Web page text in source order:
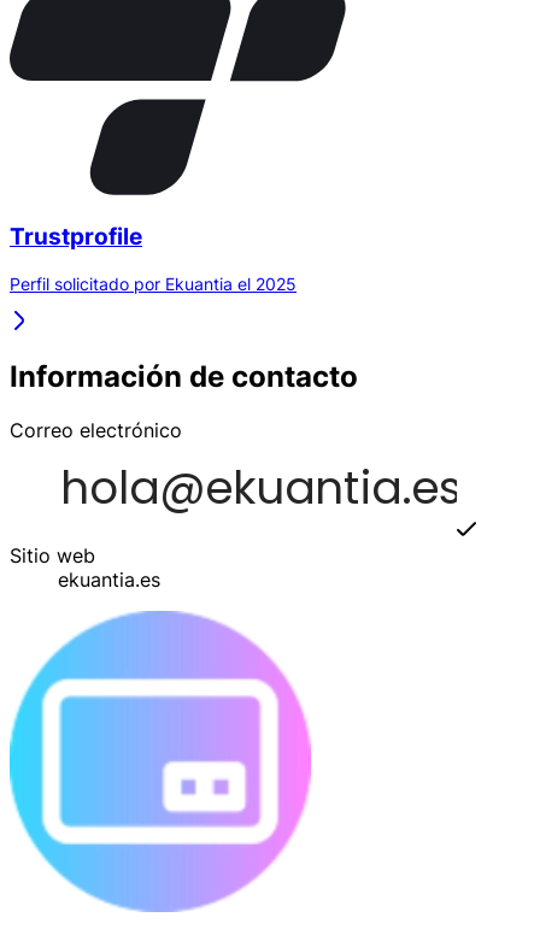
Trustprofile
Perfil solicitado por Ekuantia el 2025
Información de contacto
Correo electrónico
Sitio web
ekuantia.es